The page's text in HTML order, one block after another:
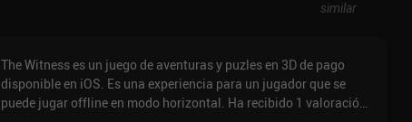
similar
The Witness es un juego de aventuras y puzles en 3D de pago
disponible en iOS. Es una experiencia para un jugador que se
puede jugar offline en modo horizontal. Ha recibido 1 valoración